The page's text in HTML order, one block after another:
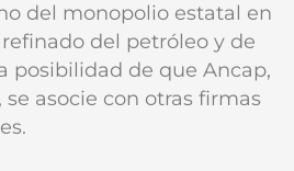
del monopolio estatal en
del petróleo y de
posibilidad de que Ancap,
asocie con otras firmas